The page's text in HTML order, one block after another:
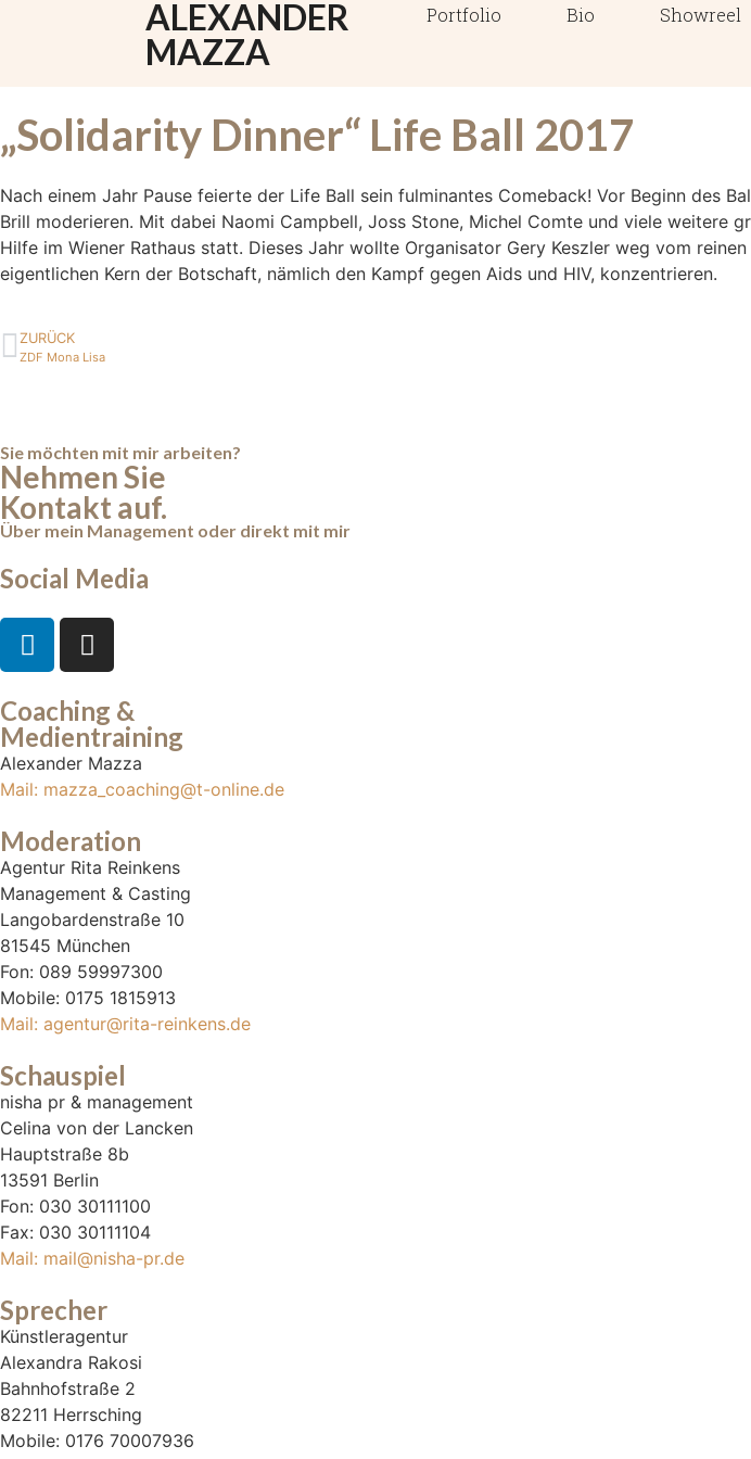
ALEXANDER
MAZZA
Portfolio Bio Showreel
„Solidarity Dinner“ Life Ball 2017
Nach einem Jahr Pause feierte der Life Ball sein fulminantes Comeback! Vor Beginn des
Brill moderieren. Mit dabei Naomi Campbell, Joss Stone, Michel Comte und viele weitere
Hilfe im Wiener Rathaus statt. Dieses Jahr wollte Organisator Gery Keszler weg vom
eigentlichen Kern der Botschaft, nämlich den Kampf gegen Aids und HIV, konzentrieren.
ZURÜCK
ZDF Mona Lisa
Sie möchten mit mir arbeiten?
Nehmen Sie
Kontakt auf.
Über mein Management oder direkt mit mir
Social Media
Coaching &
Medientraining
Alexander Mazza
Mail: mazza_coaching@t-online.de
Moderation
Agentur Rita Reinkens
Management & Casting
Langobardenstraße 10
81545 München
Fon: 089 59997300
Mobile: 0175 1815913
Mail: agentur@rita-reinkens.de
Schauspiel
nisha pr & management
Celina von der Lancken
Hauptstraße 8b
13591 Berlin
Fon: 030 30111100
Fax: 030 30111104
Mail: mail@nisha-pr.de
Sprecher
Künstleragentur
Alexandra Rakosi
Bahnhofstraße 2
82211 Herrsching
Mobile: 0176 70007936